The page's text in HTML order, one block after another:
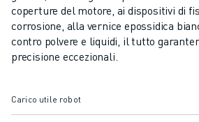
SERIE M-900
ROBOT DELTA
ROBOT PER ALIMENTI E CAMERE BIANCHE
coperture del motore, ai dispositivi di
corrosione, alla vernice epossidica
contro polvere e liquidi, il tutto
precisione eccezionali.
Carico utile robot